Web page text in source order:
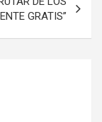
GRATIS”